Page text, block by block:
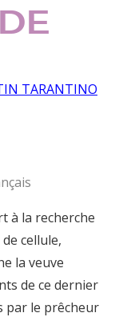
TARANTINO
à la recherche
cellule,
la veuve
de ce dernier
par le prêcheur